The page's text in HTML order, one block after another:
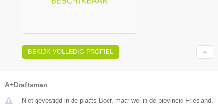
BEKIJK VOLLEDIG PROFIEL
A+Draftsman
Niet gevestigd in de plaats Boer, maar wel in de provincie Friesland.